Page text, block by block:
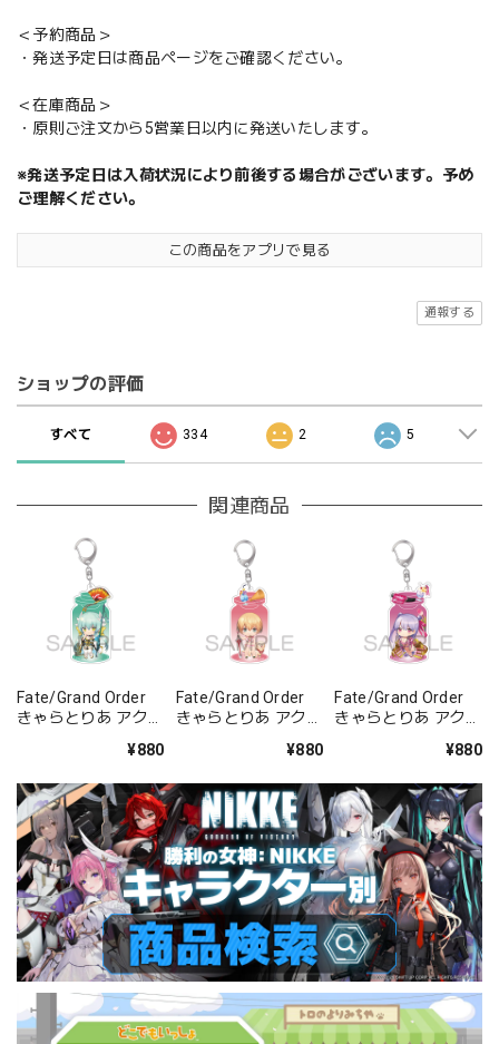
＜予約商品＞
・発送予定日は商品ページをご確認ください。
＜在庫商品＞
・原則ご注文から5営業日以内に発送いたします。
※発送予定日は入荷状況により前後する場合がございます。予め
ご理解ください。
この商品をアプリで見る
通報する
ショップの評価
すべて 334 2 5
関連商品
Fate/Grand Order
きゃらとりあ アクリ
¥880
Fate/Grand Order
きゃらとりあ アクリ
¥880
Fate/Grand Order
きゃらとりあ アクリ
バー/パッションリ
¥880